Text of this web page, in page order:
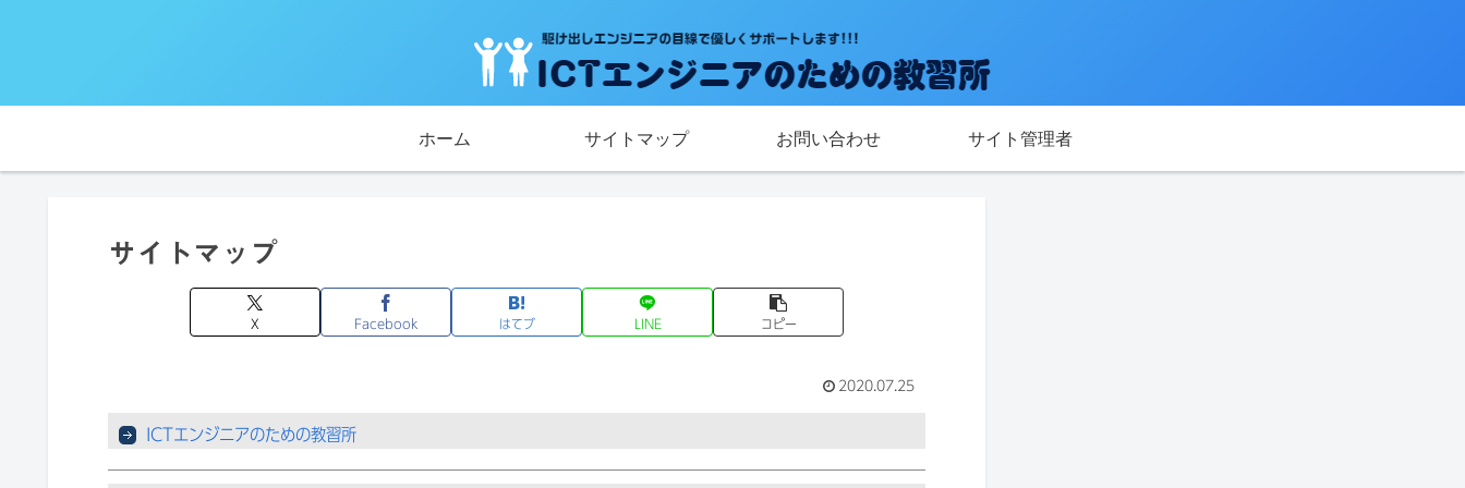
ホーム サイトマップ お問い合わせ サイト管理者
サイトマップ
X Facebook はてブ LINE コピー
2020.07.25
ICTエンジニアのための教習所